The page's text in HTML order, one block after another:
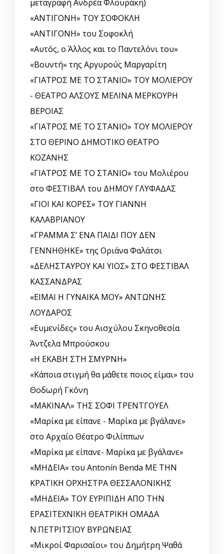
μεταγραφή Ανδρέα Φλουράκη)
«ΑΝΤΙΓΟΝΗ» ΤΟΥ ΣΟΦΟΚΛΗ
«ΑΝΤΙΓΟΝΗ» του Σοφοκλή
«Αυτός, o Άλλος και το Παντελόνι του»
«Βουντή» της Αργυρούς Μαργαρίτη
«ΓΙΑΤΡΟΣ ΜΕ ΤΟ ΣΤΑΝΙΟ» ΤΟΥ ΜΟΛΙΕΡΟΥ
- ΘΕΑΤΡΟ ΑΛΣΟΥΣ ΜΕΛΙΝΑ ΜΕΡΚΟΥΡΗ
ΒΕΡΟΙΑΣ
«ΓΙΑΤΡΟΣ ΜΕ ΤΟ ΣΤΑΝΙΟ» ΤΟΥ ΜΟΛΙΕΡΟΥ
ΣΤΟ ΘΕΡΙΝΟ ΔΗΜΟΤΙΚΟ ΘΕΑΤΡΟ
ΚΟΖΑΝΗΣ
«ΓΙΑΤΡΟΣ ΜΕ ΤΟ ΣΤΑΝΙΟ» του Μολιέρου
στο ΦΕΣΤΙΒΑΛ του ΔΗΜΟΥ ΓΛΥΦΑΔΑΣ
«ΓΙΟΙ ΚΑΙ ΚΟΡΕΣ» ΤΟΥ ΓΙΑΝΝΗ
ΚΑΛΑΒΡΙΑΝΟΥ
«ΓΡΑΜΜΑ Σ’ ΕΝΑ ΠΑΙΔΙ ΠΟΥ ΔΕΝ
ΓΕΝΝΗΘΗΚΕ» της Οριάνα Φαλάτσι
«ΔΕΛΗΣΤΑΥΡΟΥ ΚΑΙ ΥΙΟΣ» ΣΤΟ ΦΕΣΤΙΒΑΛ
ΚΑΣΣΑΝΔΡΑΣ
«ΕΙΜΑΙ Η ΓΥΝΑΙΚΑ ΜΟΥ» ΑΝΤΩΝΗΣ
ΛΟΥΔΑΡΟΣ
«Ευμενίδες» του Αισχύλου Σκηνοθεσία
Άντζελα Μπρούσκου
«Η ΕΚΑΒΗ ΣΤΗ ΣΜΥΡΝΗ»
«Κάποια στιγμή θα μάθετε ποιος είμαι» του
Θοδωρή Γκόνη
«ΜΑΚΙΝΑΛ» ΤΗΣ ΣΟΦΙ ΤΡΕΝΤΓΟΥΕΛ
«Μαρίκα με είπανε - Μαρίκα με βγάλανε»
στο Αρχαίο Θέατρο Φιλίππων
«Μαρίκα με είπανε- Μαρίκα με βγάλανε»
«ΜΗΔΕΙΑ» του Antonín Benda ΜΕ ΤΗΝ
ΚΡΑΤΙΚΗ ΟΡΧΗΣΤΡΑ ΘΕΣΣΑΛΟΝΙΚΗΣ
«ΜΗΔΕΙΑ» ΤΟΥ ΕΥΡΙΠΙΔΗ ΑΠΟ ΤΗΝ
ΕΡΑΣΙΤΕΧΝΙΚΗ ΘΕΑΤΡΙΚΗ ΟΜΑΔΑ
Ν.ΠΕΤΡΙΤΣΙΟΥ ΒΥΡΩΝΕΙΑΣ
«Μικροί Φαρισαίοι» του Δημήτρη Ψαθά